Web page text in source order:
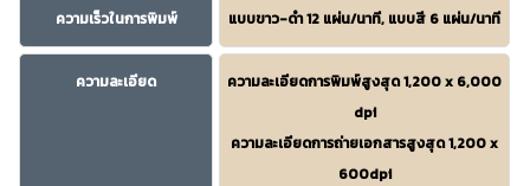
ความเร็วในการพิมพ์ แบบขาว-ดำ 12 แผ่น/นาที, แบบสี 6 แผ่น/นาที
ความละเอียด
ความละเอียดการพิมพ์สูงสุด 1,200 x 6,000
dpi
ความละเอียดการถ่ายเอกสารสูงสุด 1,200 x
600dpi